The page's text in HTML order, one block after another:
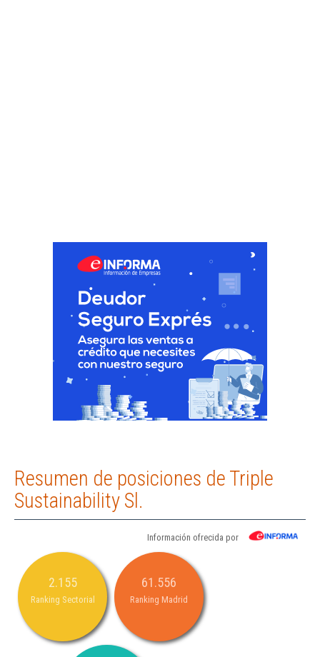
Resumen de posiciones de Triple
Sustainability Sl.
Información ofrecida por
2.155
Ranking Sectorial
61.556
Ranking Madrid